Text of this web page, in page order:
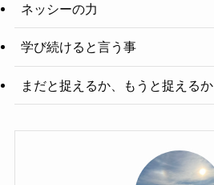
ネッシーの力
学び続けると言う事
まだと捉えるか、もうと捉えるか